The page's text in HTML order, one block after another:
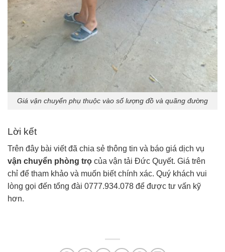
Giá vận chuyển phụ thuộc vào số lượng đồ và quãng đường
Lời kết
Trên đây bài viết đã chia sẻ thông tin và báo giá dịch vụ
vận chuyển phòng trọ của vận tải Đức Quyết. Giá trên
chỉ để tham khảo và muốn biết chính xác. Quý khách vui
lòng gọi đến tổng đài 0777.934.078 để được tư vấn kỹ
hơn.